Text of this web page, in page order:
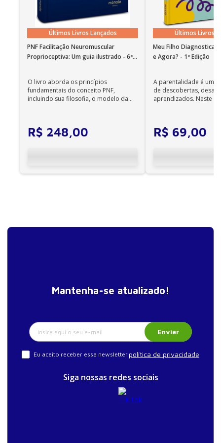
português funciona em instalações em nosso idioma
no Windows 7 SP1 ou superior e OS X 10.10 (Yosemite).
Observações importantes
• Em sistemas Linux e Windows Phone, seus e-books
podem ser acessados on-line; •
Não é permitida a impressão dos e-books;
Os e-books adquiridos no site da Editora Manole
não são compatíveis com os aplicativos e
dispositivos Kindle, Nook, Kobo e Lev;
Últimos Livros Lançados
PNF Facilitação Neuromuscular
Proprioceptiva: Um guia ilustrado - 6ª
O livro aborda os princípios
fundamentais do conceito PNF,
incluindo sua filosofia, o modelo da
R$ 248,00
Últimos Livros
Meu Filho
e Agora? - 1ª Edição
A parentalidade é uma
de descobertas,
aprendizados. Neste
R$ 69,00
Mantenha-se atualizado!
Enviar
Eu aceito receber essa newsletter.política de privacidade
Siga nossas redes sociais